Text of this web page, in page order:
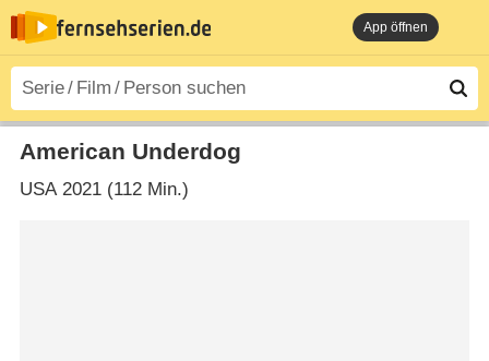
App öffnen
American Underdog
USA2021 (112 Min.)